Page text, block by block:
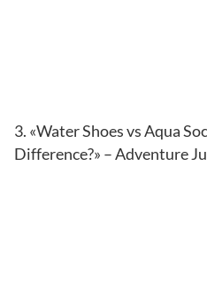
3. «Water Shoes vs Aqua
Difference?» – Adventure